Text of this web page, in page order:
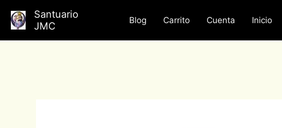
Santuario
JMC
Blog Carrito Cuenta Inicio